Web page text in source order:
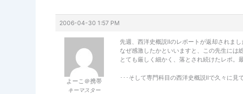
2006-04-30 1:57 PM
よーこ＠携帯
キーマスター
先週、西洋史概説llのレポートが返却されま
なぜ感激したかといいますと、この先生には
とても厳しく細かく、落とされ続けたレポ。
･･･そして専門科目の西洋史概説llで久々に